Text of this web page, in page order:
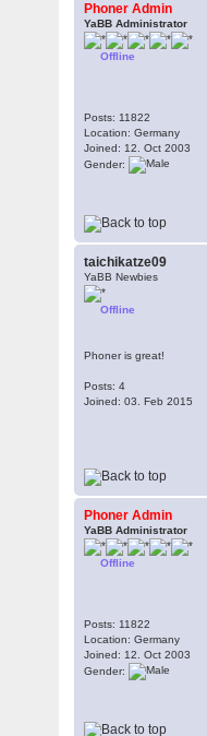
Phoner Admin
YaBB Administrator
Offline
Posts: 11822
Location: Germany
Joined: 12. Oct 2003
Gender:
taichikatze09
YaBB Newbies
Offline
Phoner is great!
Posts: 4
Joined: 03. Feb 2015
Phoner Admin
YaBB Administrator
Offline
Posts: 11822
Location: Germany
Joined: 12. Oct 2003
Gender: